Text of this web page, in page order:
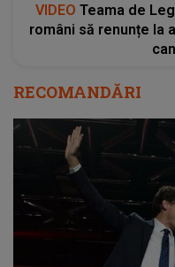
VIDEO Teama de
români să renunțe la
RECOMANDĂRI